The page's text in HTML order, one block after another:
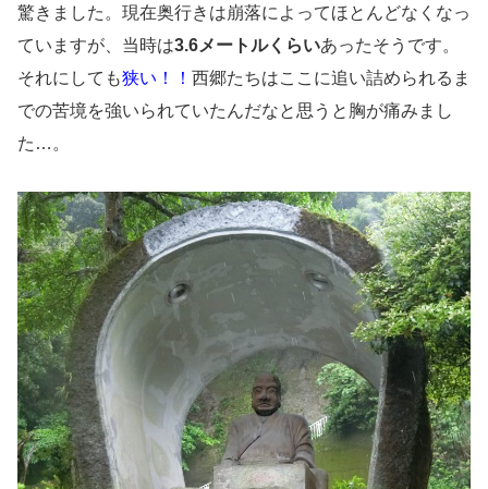
驚きました。現在奥行きは崩落によってほとんどなくなっ
ていますが、当時は3.6メートルくらいあったそうです。
それにしても狭い！！ 西郷たちはここに追い詰められるま
での苦境を強いられていたんだなと思うと胸が痛みまし
た…。